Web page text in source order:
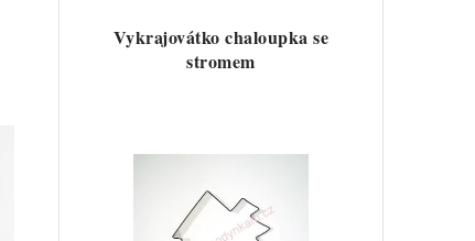
Vykrajovátko chaloupka se
stromem